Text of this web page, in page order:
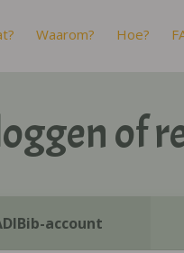
Waarom? Hoe?
of
account